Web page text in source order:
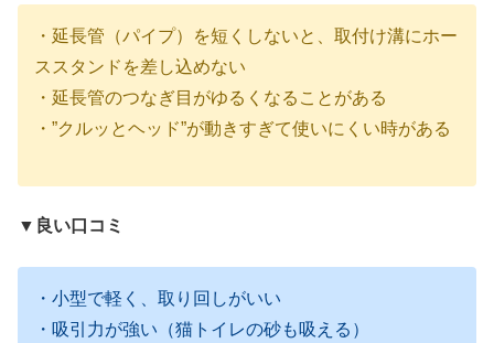
・延長管（パイプ）を短くしないと、取付け溝にホー
ススタンドを差し込めない
・延長管のつなぎ目がゆるくなることがある
・”クルッとヘッド”が動きすぎて使いにくい時がある
▼良い口コミ
・小型で軽く、取り回しがいい
・吸引力が強い（猫トイレの砂も吸える）